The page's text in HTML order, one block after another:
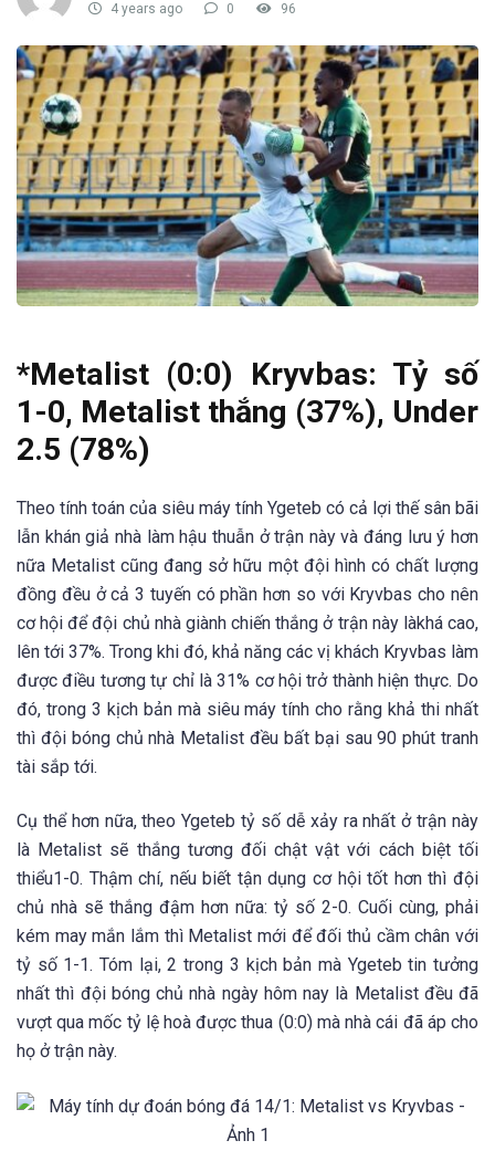
4 years ago 0 96
*Metalist (0:0) Kryvbas: Tỷ số
1-0, Metalist thắng (37%), Under
2.5 (78%)
Theo tính toán của siêu máy tính Ygeteb có cả lợi thế sân bãi
lẫn khán giả nhà làm hậu thuẫn ở trận này và đáng lưu ý hơn
nữa Metalist cũng đang sở hữu một đội hình có chất lượng
đồng đều ở cả 3 tuyến có phần hơn so với Kryvbas cho nên
cơ hội để đội chủ nhà giành chiến thắng ở trận này làkhá cao,
lên tới 37%. Trong khi đó, khả năng các vị khách Kryvbas làm
được điều tương tự chỉ là 31% cơ hội trở thành hiện thực. Do
đó, trong 3 kịch bản mà siêu máy tính cho rằng khả thi nhất
thì đội bóng chủ nhà Metalist đều bất bại sau 90 phút tranh
tài sắp tới.
Cụ thể hơn nữa, theo Ygeteb tỷ số dễ xảy ra nhất ở trận này
là Metalist sẽ thắng tương đối chật vật với cách biệt tối
thiểu1-0. Thậm chí, nếu biết tận dụng cơ hội tốt hơn thì đội
chủ nhà sẽ thắng đậm hơn nữa: tỷ số 2-0. Cuối cùng, phải
kém may mắn lắm thì Metalist mới để đối thủ cầm chân với
tỷ số 1-1. Tóm lại, 2 trong 3 kịch bản mà Ygeteb tin tưởng
nhất thì đội bóng chủ nhà ngày hôm nay là Metalist đều đã
vượt qua mốc tỷ lệ hoà được thua (0:0) mà nhà cái đã áp cho
họ ở trận này.